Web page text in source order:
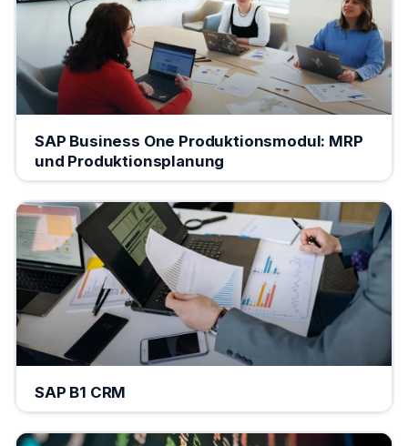
SAP Business One Produktionsmodul: MRP
und Produktionsplanung
SAP B1 CRM